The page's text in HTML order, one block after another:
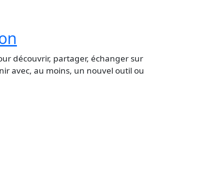
découvrir, partager, échanger sur
avec, au moins, un nouvel outil ou